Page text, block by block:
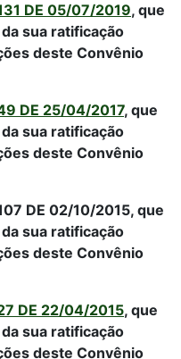
DE 05/07/2019, que
sua ratificação
deste Convênio
DE 25/04/2017, que
sua ratificação
deste Convênio
DE 02/10/2015, que
sua ratificação
deste Convênio
DE 22/04/2015, que
sua ratificação
deste Convênio